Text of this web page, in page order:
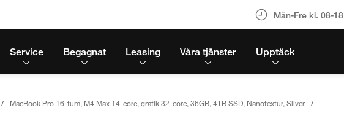
Mån-Fre kl. 08-18
Service Begagnat Leasing Våra tjänster Upptäck
MacBook Pro 16-tum, M4 Max 14-core, grafik 32-core, 36GB, 4TB SSD, Nanotextur, Silver